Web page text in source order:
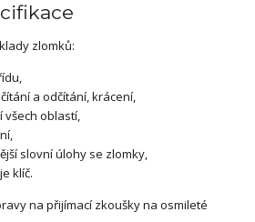
zlomků:
a odčítání, krácení,
oblastí,
slovní úlohy se zlomky,
klíč.
na přijímací zkoušky na osmileté